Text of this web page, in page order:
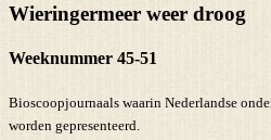
Wieringermeer weer droog
Weeknummer 45-51
Bioscoopjournaals waarin Nederlandse
worden gepresenteerd.